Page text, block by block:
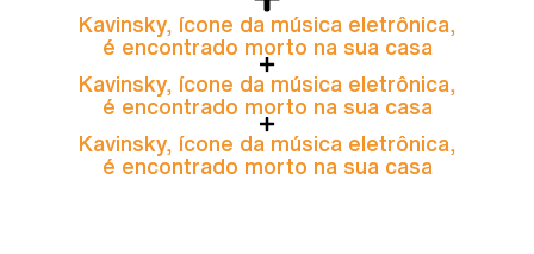
Kavinsky, ícone da música eletrônica,
é encontrado morto na sua casa
Kavinsky, ícone da música eletrônica,
é encontrado morto na sua casa
Kavinsky, ícone da música eletrônica,
é encontrado morto na sua casa